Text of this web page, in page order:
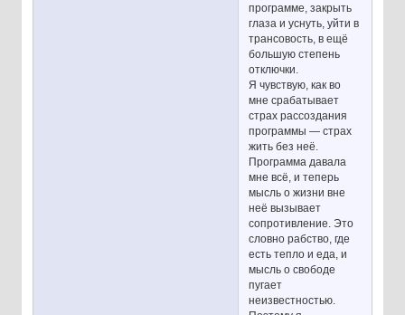
программе, закрыть
глаза и уснуть, уйти в
трансовость, в ещё
большую степень
отключки.
Я чувствую, как во
мне срабатывает
страх рассоздания
программы — страх
жить без неё.
Программа давала
мне всё, и теперь
мысль о жизни вне
неё вызывает
сопротивление. Это
словно рабство, где
есть тепло и еда, и
мысль о свободе
пугает
неизвестностью.